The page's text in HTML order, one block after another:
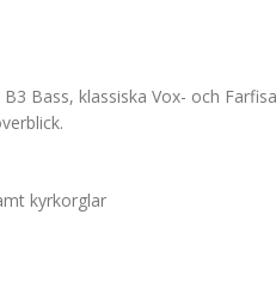
Bass, klassiska Vox- och
kyrkorglar